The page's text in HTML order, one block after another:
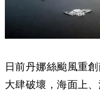
日前丹娜絲颱風重
大肆破壞，海面上